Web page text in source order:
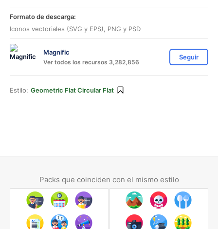
Formato de descarga:
Iconos vectoriales (SVG y EPS), PNG y PSD
Magnific
Ver todos los recursos 3,282,856
Seguir
Estilo: Geometric Flat Circular Flat
Packs que coinciden con el mismo estilo